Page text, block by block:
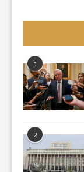
1
2